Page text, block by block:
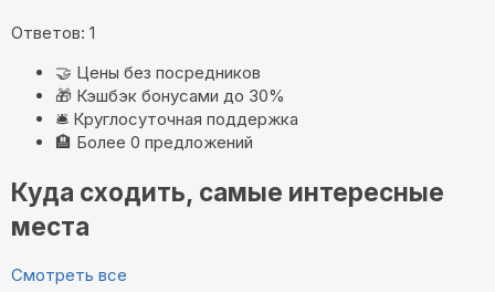
Ответов: 1
🤝 Цены без посредников
🎁 Кэшбэк бонусами до 30%
🛎️ Круглосуточная поддержка
🏨 Более 0 предложений
Куда сходить, самые интересные
места
Смотреть все